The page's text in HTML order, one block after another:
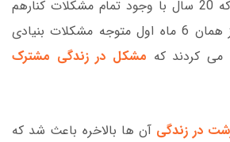
زوجی را می شناختم که 20 سال با وجود تمام مشکلات کنارهم
مانده بودند، آن ها از همان 6 ماه اول متوجه مشکلات بنیادی
می کردند که مشکل در زندگی مشترک
در زندگی آن ها بالاخره باعث شد که